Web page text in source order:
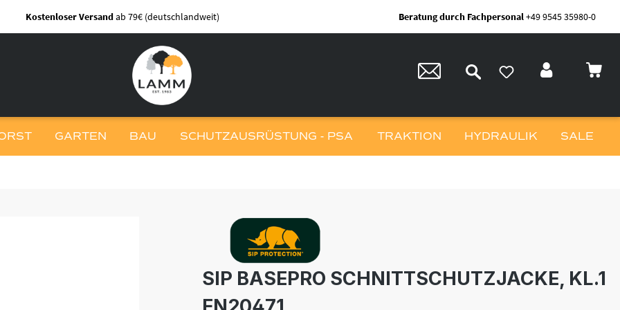
Kostenloser Versandab 79€ (deutschlandweit) Beratung durch Fachpersonal+49 9545 35980-0
GARTEN BAU SCHUTZAUSRÜSTUNG - PSA TRAKTION HYDRAULIK SALE
SIP BASEPRO SCHNITTSCHUTZJACKE, KL.1